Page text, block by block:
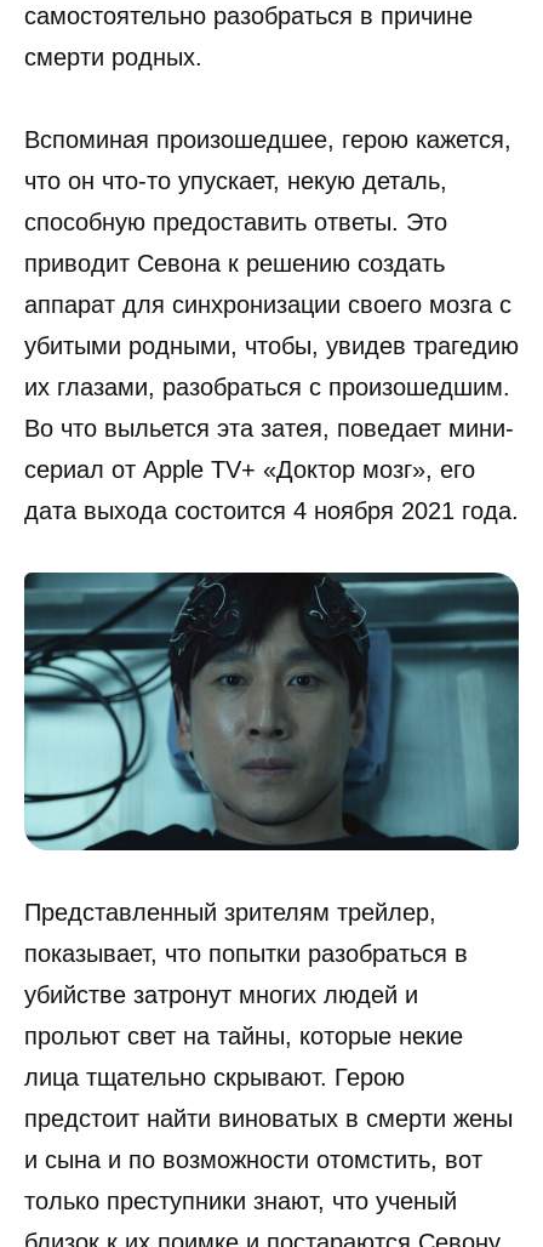
самостоятельно разобраться в причине
смерти родных.
Вспоминая произошедшее, герою кажется,
что он что-то упускает, некую деталь,
способную предоставить ответы. Это
приводит Севона к решению создать
аппарат для синхронизации своего мозга с
убитыми родными, чтобы, увидев трагедию
их глазами, разобраться с произошедшим.
Во что выльется эта затея, поведает мини-
сериал от Apple TV+ «Доктор мозг», его
дата выхода состоится 4 ноября 2021 года.
Представленный зрителям трейлер,
показывает, что попытки разобраться в
убийстве затронут многих людей и
прольют свет на тайны, которые некие
лица тщательно скрывают. Герою
предстоит найти виноватых в смерти жены
и сына и по возможности отомстить, вот
только преступники знают, что ученый